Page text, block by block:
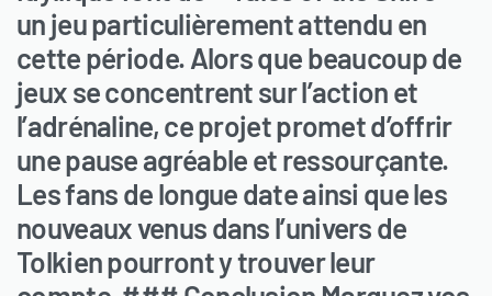
un jeu particulièrement attendu en
cette période. Alors que beaucoup de
jeux se concentrent sur l’action et
l’adrénaline, ce projet promet d’offrir
une pause agréable et ressourçante.
Les fans de longue date ainsi que les
nouveaux venus dans l’univers de
Tolkien pourront y trouver leur